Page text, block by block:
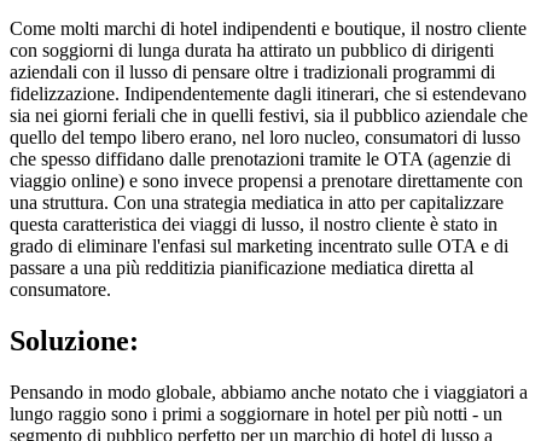
Come molti marchi di hotel indipendenti e boutique, il nostro cliente
con soggiorni di lunga durata ha attirato un pubblico di dirigenti
aziendali con il lusso di pensare oltre i tradizionali programmi di
fidelizzazione. Indipendentemente dagli itinerari, che si estendevano
sia nei giorni feriali che in quelli festivi, sia il pubblico aziendale che
quello del tempo libero erano, nel loro nucleo, consumatori di lusso
che spesso diffidano dalle prenotazioni tramite le OTA (agenzie di
viaggio online) e sono invece propensi a prenotare direttamente con
una struttura. Con una strategia mediatica in atto per capitalizzare
questa caratteristica dei viaggi di lusso, il nostro cliente è stato in
grado di eliminare l'enfasi sul marketing incentrato sulle OTA e di
passare a una più redditizia pianificazione mediatica diretta al
consumatore.
Soluzione:
Pensando in modo globale, abbiamo anche notato che i viaggiatori a
lungo raggio sono i primi a soggiornare in hotel per più notti - un
segmento di pubblico perfetto per un marchio di hotel di lusso a